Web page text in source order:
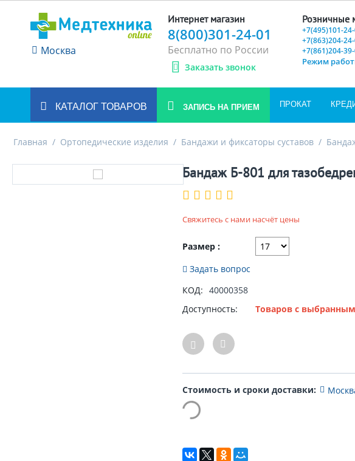
Москва
Интернет магазин
8(800)301-24-01
Бесплатно по России
Заказать звонок
Розничные
+7(495)101-
+7(863)204-
+7(861)204-
Режим
КАТАЛОГ ТОВАРОВ ЗАПИСЬ НА ПРИЕМ ПРОКАТ
Главная / Ортопедические изделия / Бандажи и фиксаторы суставов /
Бандаж Б-801 для
Свяжитесь с нами насчёт цены
Размер :
Задать вопрос
КОД: 40000358
Доступность:
Товаров с
Стоимость и сроки доставки: